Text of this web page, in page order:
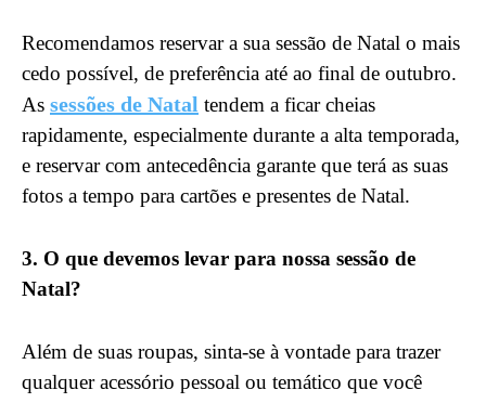
Recomendamos reservar a sua sessão de Natal o mais
cedo possível, de preferência até ao final de outubro.
As sessões de Natal tendem a ficar cheias
rapidamente, especialmente durante a alta temporada,
e reservar com antecedência garante que terá as suas
fotos a tempo para cartões e presentes de Natal.
3. O que devemos levar para nossa sessão de
Natal?
Além de suas roupas, sinta-se à vontade para trazer
qualquer acessório pessoal ou temático que você